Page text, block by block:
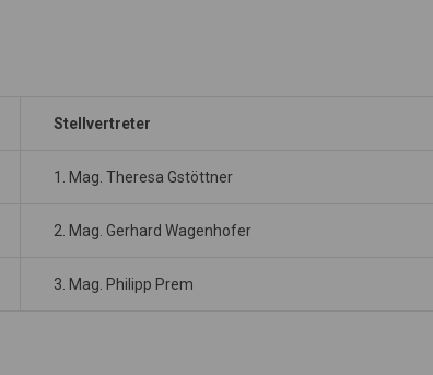
Stellvertreter
1. Mag. Theresa Gstöttner
2. Mag. Gerhard Wagenhofer
3. Mag. Philipp Prem